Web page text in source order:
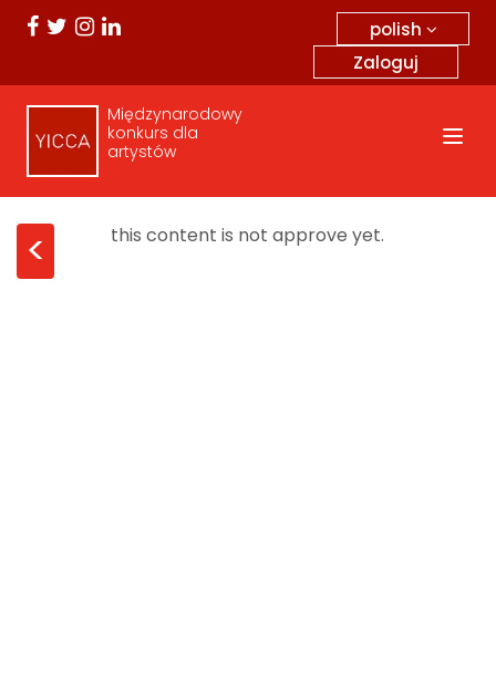
polish
Zaloguj
Międzynarodowy
konkurs dla
artystów
< this content is not approve yet.